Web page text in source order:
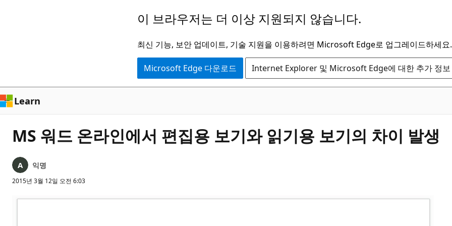
로
건
너
뛰
기
이 브라우저는 더 이상 지원되지 않습니다.
최신 기능, 보안 업데이트, 기술 지원을 이용하려면 Microsoft Edge로 업그레이드하세요.
Microsoft Edge 다운로드 Internet Explorer 및 Microsoft Edge에 대한 추가 정보
Learn
MS 워드 온라인에서 편집용 보기와 읽기용 보기의 차이 발생
익명
2015년 3월 12일 오전 6:03